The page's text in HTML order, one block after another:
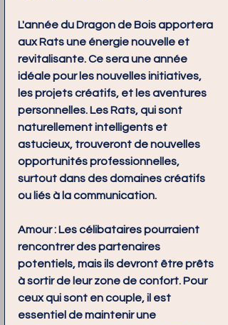
L'année du Dragon de Bois apportera
aux Rats une énergie nouvelle et
revitalisante. Ce sera une année
idéale pour les nouvelles initiatives,
les projets créatifs, et les aventures
personnelles. Les Rats, qui sont
naturellement intelligents et
astucieux, trouveront de nouvelles
opportunités professionnelles,
surtout dans des domaines créatifs
ou liés à la communication.
Amour : Les célibataires pourraient
rencontrer des partenaires
potentiels, mais ils devront être prêts
à sortir de leur zone de confort. Pour
ceux qui sont en couple, il est
essentiel de maintenir une